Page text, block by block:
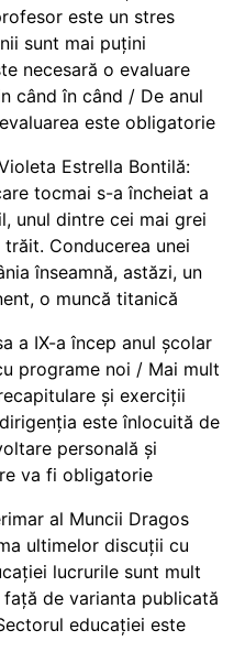
este un stres
sunt mai puțini
necesară o evaluare
când în când / De anul
este obligatorie
Estrella Bontilă:
tocmai s-a încheiat a
unul dintre cei mai grei
Conducerea unei
înseamnă, astăzi, un
o muncă titanică
a IX-a încep anul școlar
programe noi / Mai mult
și exerciții
este înlocuită de
personală și
va fi obligatorie
al Muncii Dragos
ultimelor discuții cu
lucrurile sunt mult
de varianta publicată
educației este